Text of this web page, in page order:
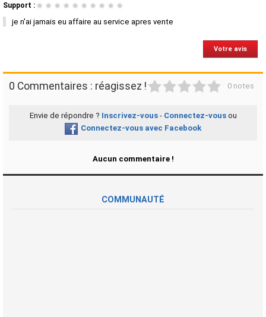
Support : ★ ★ ★ ★ ★ ★ ★ ★ ★ ★
je n'ai jamais eu affaire au service apres vente
Votre avis
0 Commentaires : réagissez ! 0 notes
Envie de répondre ? Inscrivez-vous- Connectez-vousou
Connectez-vous avec Facebook
Aucun commentaire !
COMMUNAUTÉ